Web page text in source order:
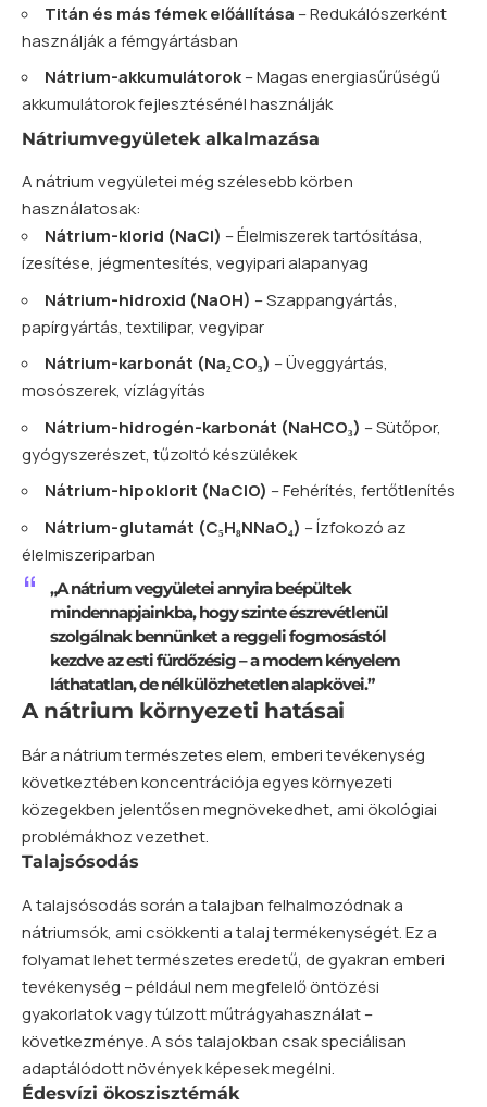
Titán és más fémek előállítása – Redukálószerként
használják a fémgyártásban
Nátrium-akkumulátorok– Magas energiasűrűségű
akkumulátorok fejlesztésénél használják
Nátriumvegyületek alkalmazása
A nátrium vegyületei még szélesebb körben
használatosak:
Nátrium-klorid (NaCl) – Élelmiszerek tartósítása,
ízesítése, jégmentesítés, vegyipari alapanyag
Nátrium-hidroxid (NaOH) – Szappangyártás,
papírgyártás, textilipar, vegyipar
Nátrium-karbonát (Na₂CO₃) – Üveggyártás,
mosószerek, vízlágyítás
Nátrium-hidrogén-karbonát (NaHCO₃) – Sütőpor,
gyógyszerészet, tűzoltó készülékek
Nátrium-hipoklorit (NaClO) – Fehérítés, fertőtlenítés
Nátrium-glutamát (C₅H₈NNaO₄) – Ízfokozó az
élelmiszeriparban
„A nátrium vegyületei annyira beépültek
mindennapjainkba, hogy szinte észrevétlenül
szolgálnak bennünket a reggeli fogmosástól
kezdve az esti fürdőzésig – a modern kényelem
láthatatlan, de nélkülözhetetlen alapkövei.”
A nátrium környezeti hatásai
Bár a nátrium természetes elem, emberi tevékenység
következtében koncentrációja egyes környezeti
közegekben jelentősen megnövekedhet, ami ökológiai
problémákhoz vezethet.
Talajsósodás
A talajsósodás során a talajban felhalmozódnak a
nátriumsók, ami csökkenti a talaj termékenységét. Ez a
folyamat lehet természetes eredetű, de gyakran emberi
tevékenység – például nem megfelelő öntözési
gyakorlatok vagy túlzott műtrágyahasználat –
következménye. A sós talajokban csak speciálisan
adaptálódott növények képesek megélni.
Édesvízi ökoszisztémák